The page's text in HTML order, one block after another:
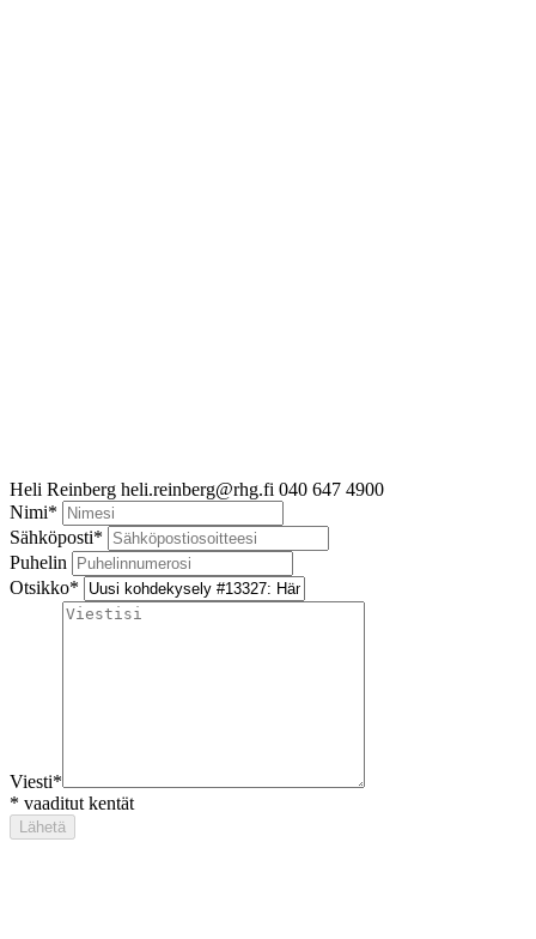
Heli Reinberg heli.reinberg@rhg.fi 040 647 4900
Nimi*
Sähköposti*
Puhelin
Otsikko*
Viesti*
* vaaditut kentät